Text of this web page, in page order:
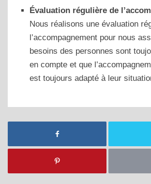
Évaluation régulière de
Nous réalisons une évaluation
l’accompagnement pour nous
besoins des personnes sont
en compte et que
est toujours adapté à leur